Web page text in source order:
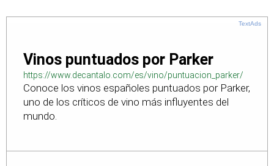
TextAds
Vinos puntuados por Parker
https://www.decantalo.com/es/vino/puntuacion_parker/
Conoce los vinos españoles puntuados por Parker,
uno de los críticos de vino más influyentes del
mundo.